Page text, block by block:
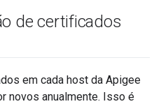
de certificados
em cada host da Apigee
novos anualmente. Isso é